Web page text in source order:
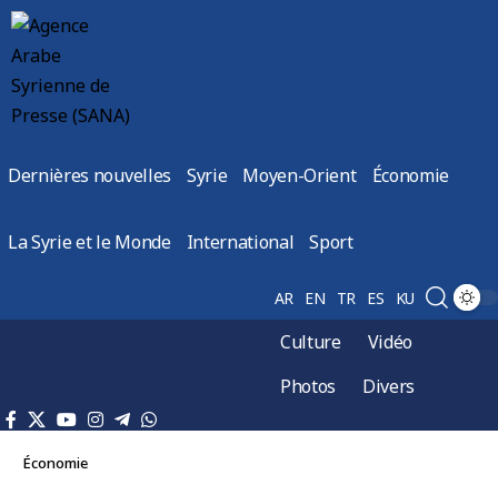
Dernières nouvelles Syrie Moyen-Orient Économie
La Syrie et le Monde International Sport
AR EN TR ES KU
Culture
Vidéo
Photos
Divers
Économie